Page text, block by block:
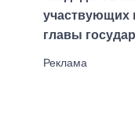
участвующих
главы